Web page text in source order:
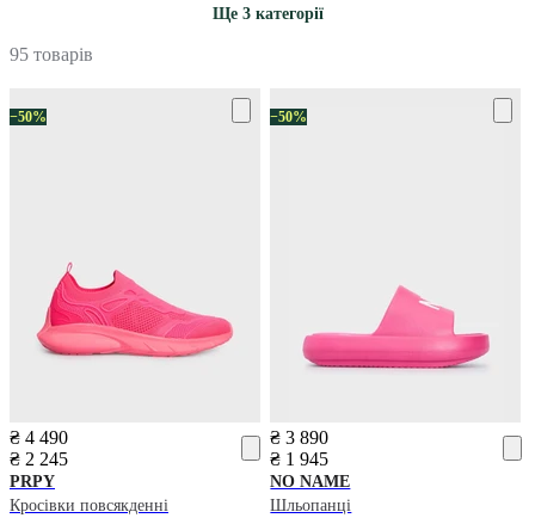
Ще 3 категорії
95 товарів
−50%
₴ 4 490
₴ 2 245
PRPY
Кросівки повсякденні
−50%
₴ 3 890
₴ 1 945
NO NAME
Шльопанці